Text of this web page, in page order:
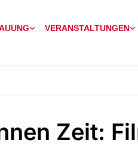
VERANSTALTUNGEN
Zeit: